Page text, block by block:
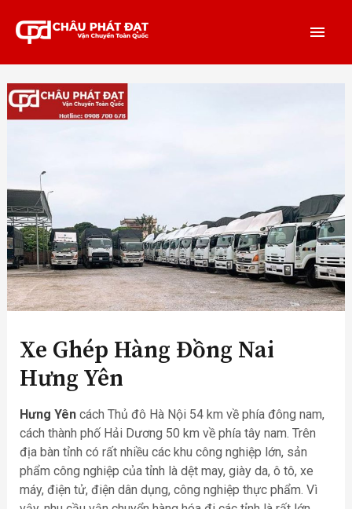
Xe Ghép Hàng Đồng Nai
Hưng Yên
Hưng Yêncách Thủ đô Hà Nội 54 km về phía đông nam,
cách thành phố Hải Dương 50 km về phía tây nam. Trên
địa bàn tỉnh có rất nhiều các khu công nghiệp lớn, sản
phẩm công nghiệp của tỉnh là dệt may, giày da, ô tô, xe
máy, điện tử, điện dân dụng, công nghiệp thực phẩm. Vì